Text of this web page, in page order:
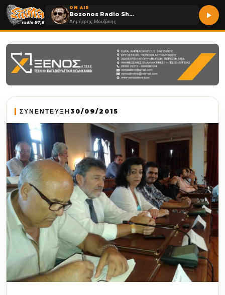
ON AIR
Bozonos Radio Show
Δημήτρης Μουζάκης
ΣΥΝΕΝΤΕΥΞΗ 30/09/2015